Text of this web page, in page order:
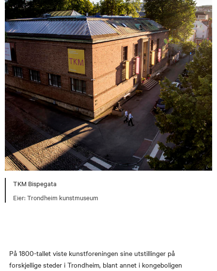
TKM Bispegata
Trondheim kunstmuseum
På 1800-tallet viste kunstforeningen sine utstillinger på
forskjellige steder i Trondheim, blant annet i kongeboligen